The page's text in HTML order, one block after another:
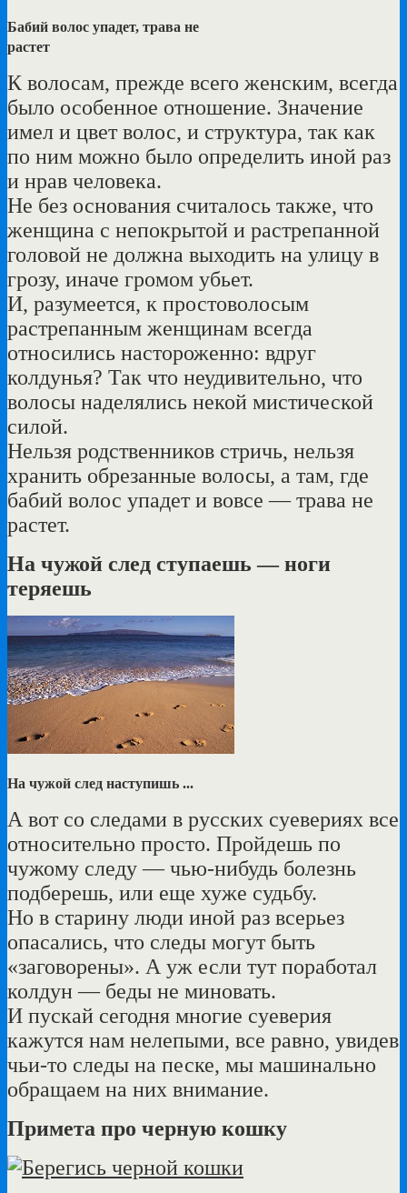
Бабий волос упадет, трава не
растет
К волосам, прежде всего женским, всегда
было особенное отношение. Значение
имел и цвет волос, и структура, так как
по ним можно было определить иной раз
и нрав человека.
Не без основания считалось также, что
женщина с непокрытой и растрепанной
головой не должна выходить на улицу в
грозу, иначе громом убьет.
И, разумеется, к простоволосым
растрепанным женщинам всегда
относились настороженно: вдруг
колдунья? Так что неудивительно, что
волосы наделялись некой мистической
силой.
Нельзя родственников стричь, нельзя
хранить обрезанные волосы, а там, где
бабий волос упадет и вовсе — трава не
растет.
На чужой след ступаешь — ноги
теряешь
На чужой след наступишь ...
А вот со следами в русских суевериях все
относительно просто. Пройдешь по
чужому следу — чью-нибудь болезнь
подберешь, или еще хуже судьбу.
Но в старину люди иной раз всерьез
опасались, что следы могут быть
«заговорены». А уж если тут поработал
колдун — беды не миновать.
И пускай сегодня многие суеверия
кажутся нам нелепыми, все равно, увидев
чьи-то следы на песке, мы машинально
обращаем на них внимание.
Примета про черную кошку